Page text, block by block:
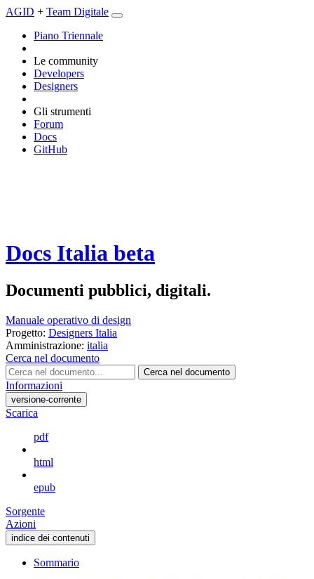
AGID + Team Digitale
Piano Triennale
Le community
Developers
Designers
Gli strumenti
Forum
Docs
GitHub
Docs Italia beta
Documenti pubblici, digitali.
Manuale operativo di design
Progetto: Designers Italia
Amministrazione: italia
Cerca nel documento
Cerca nel documento
Informazioni
versione-corrente
Scarica
pdf
html
epub
Sorgente
Azioni
indice dei contenuti
Sommario